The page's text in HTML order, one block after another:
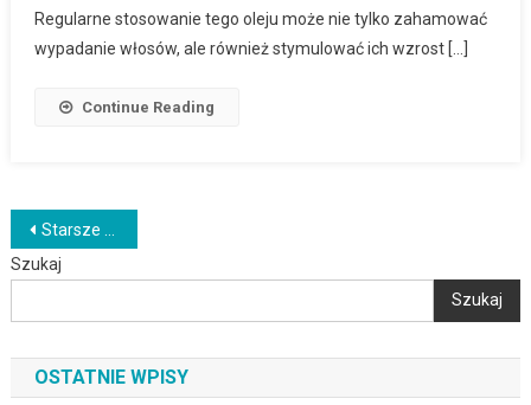
Regularne stosowanie tego oleju może nie tylko zahamować
wypadanie włosów, ale również stymulować ich wzrost […]
Continue Reading
Nawigacja
po
wpisach
Starsze wpisy
Szukaj
Szukaj
OSTATNIE WPISY